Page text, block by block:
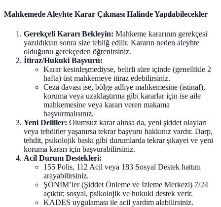
Mahkemede Aleyhte Karar Çıkması Halinde Yapılabilecekler
Gerekçeli Kararı Bekleyin: Mahkeme kararının gerekçesi
yazıldıktan sonra size tebliğ edilir. Kararın neden aleyhte
olduğunu gerekçeden öğrenirsiniz.
İtiraz/Hukuki Başvuru:
Karar kesinleşmediyse, belirli süre içinde (genellikle 2
hafta) üst mahkemeye itiraz edebilirsiniz.
Ceza davası ise, bölge adliye mahkemesine (istinaf),
koruma veya uzaklaştırma gibi kararlar için ise aile
mahkemesine veya kararı veren makama
başvurmalısınız.
Yeni Deliller: Olumsuz karar alınsa da, yeni şiddet olayları
veya tehditler yaşanırsa tekrar başvuru hakkınız vardır. Darp,
tehdit, psikolojik baskı gibi durumlarda tekrar şikayet ve yeni
koruma kararı için başvurabilirsiniz.
Acil Durum Destekleri:
155 Polis, 112 Acil veya 183 Sosyal Destek hattını
arayabilirsiniz.
ŞÖNİM’ler (Şiddet Önleme ve İzleme Merkezi) 7/24
açıktır; sosyal, psikolojik ve hukuki destek verir.
KADES uygulaması ile acil yardım alabilirsiniz.